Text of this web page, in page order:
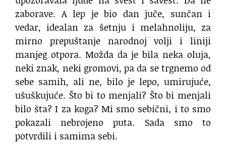
zaborave. A lep je bio dan juče, sunčan i
vedar, idealan za šetnju i melahnoliju, za
mirno prepuštanje narodnoj volji i liniji
manjeg otpora. Možda da je bila neka oluja,
neki znak, neki gromovi, pa da se trgnemo od
sebe samih, ali ne, bilo je lepo, umirujuće,
ušuškujuće. Što bi to menjali? Što bi menjali
bilo šta? I za koga? Mi smo sebični, i to smo
pokazali nebrojeno puta. Sada smo to
potvrdili i samima sebi.